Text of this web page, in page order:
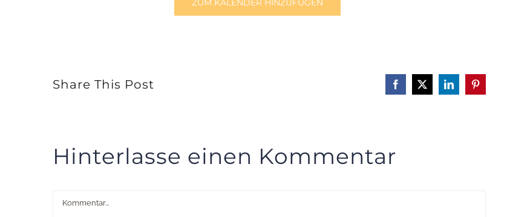
ZUM KALENDER HINZUFÜGEN
Share This Post Facebook
X LinkedInPinterest
Hinterlasse einen Kommentar
Kommentar